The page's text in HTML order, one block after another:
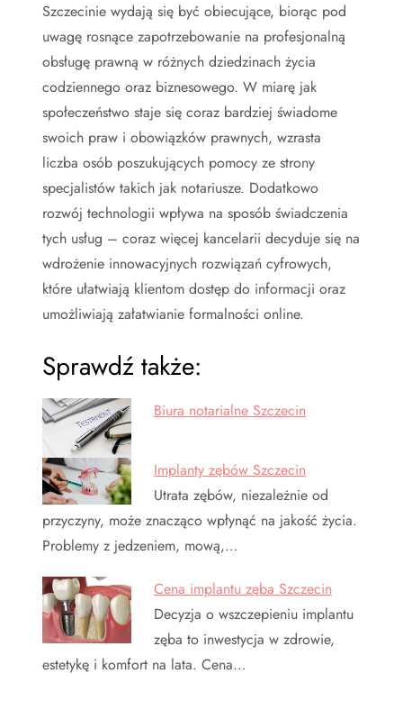
Szczecinie wydają się być obiecujące, biorąc pod
uwagę rosnące zapotrzebowanie na profesjonalną
obsługę prawną w różnych dziedzinach życia
codziennego oraz biznesowego. W miarę jak
społeczeństwo staje się coraz bardziej świadome
swoich praw i obowiązków prawnych, wzrasta
liczba osób poszukujących pomocy ze strony
specjalistów takich jak notariusze. Dodatkowo
rozwój technologii wpływa na sposób świadczenia
tych usług – coraz więcej kancelarii decyduje się na
wdrożenie innowacyjnych rozwiązań cyfrowych,
które ułatwiają klientom dostęp do informacji oraz
umożliwiają załatwianie formalności online.
Sprawdź także:
Biura notarialne Szczecin
Implanty zębów Szczecin
Utrata zębów, niezależnie od
przyczyny, może znacząco wpłynąć na jakość życia.
Problemy z jedzeniem, mową,…
Cena implantu zęba Szczecin
Decyzja o wszczepieniu implantu
zęba to inwestycja w zdrowie,
estetykę i komfort na lata. Cena…